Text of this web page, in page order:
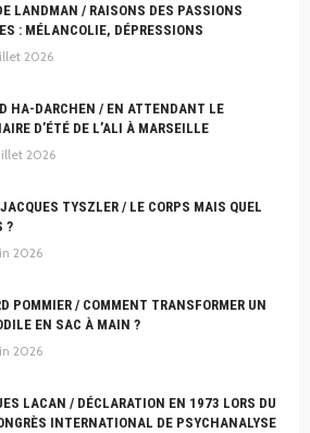
LANDMAN / RAISONS DES PASSIONS
: MÉLANCOLIE, DÉPRESSIONS
2026
HA-DARCHEN / EN ATTENDANT LE
D’ÉTÉ DE L’ALI À MARSEILLE
2026
TYSZLER / LE CORPS MAIS QUEL
?
2026
POMMIER / COMMENT TRANSFORMER UN
EN SAC À MAIN ?
2026
LACAN / DÉCLARATION EN 1973 LORS DU
INTERNATIONAL DE PSYCHANALYSE